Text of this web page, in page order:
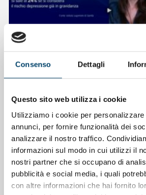
Consenso Dettagli
Questo sito web utilizza i cookie
Utilizziamo i cookie per
annunci, per fornire funzionalità dei
analizzare il nostro traffico.
informazioni sul modo in cui utilizzi il
nostri partner che si occupano di
pubblicità e social media, i quali
con altre informazioni che hai fornito
Prof. Claudio Mencacci
23 Apr 2026